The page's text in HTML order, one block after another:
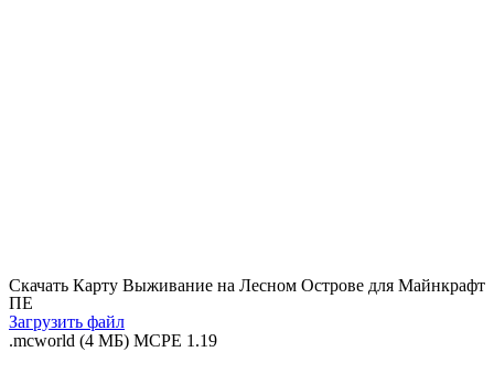
Скачать Карту Выживание на Лесном Острове для Майнкрафт
ПЕ
Загрузить файл
.mcworld (4 МБ) MCPE 1.19